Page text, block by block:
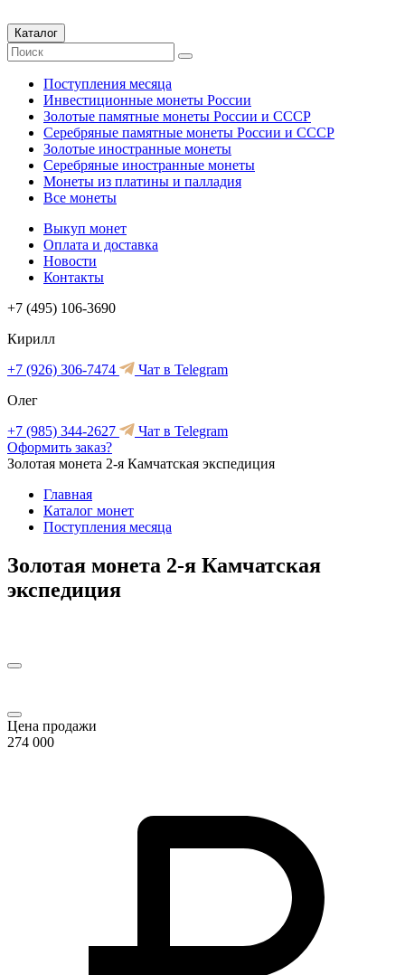
Каталог
Поступления месяца
Инвестиционные монеты России
Золотые памятные монеты России и СССР
Серебряные памятные монеты России и СССР
Золотые иностранные монеты
Серебряные иностранные монеты
Монеты из платины и палладия
Все монеты
Выкуп монет
Оплата и доставка
Новости
Контакты
+7 (495) 106-3690
Кирилл
+7 (926) 306-7474
Чат в Telegram
Олег
+7 (985) 344-2627
Чат в Telegram
Оформить заказ?
Золотая монета 2-я Камчатская экспедиция
Главная
Каталог монет
Поступления месяца
Золотая монета 2-я Камчатская
экспедиция
Цена продажи
274 000